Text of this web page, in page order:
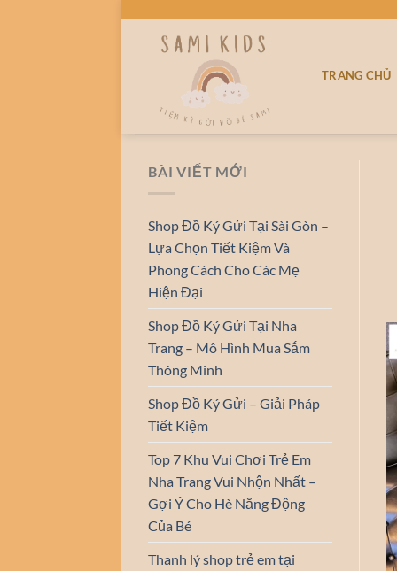
TRANG CHỦ
BÀI VIẾT MỚI
Shop Đồ Ký Gửi Tại Sài Gòn –
Lựa Chọn Tiết Kiệm Và
Phong Cách Cho Các Mẹ
Hiện Đại
Shop Đồ Ký Gửi Tại Nha
Trang – Mô Hình Mua Sắm
Thông Minh
Shop Đồ Ký Gửi – Giải Pháp
Tiết Kiệm
Top 7 Khu Vui Chơi Trẻ Em
Nha Trang Vui Nhộn Nhất –
Gợi Ý Cho Hè Năng Động
Của Bé
Thanh lý shop trẻ em tại